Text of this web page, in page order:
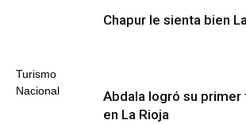
Turismo
Nacional
Chapur le sienta bien
Abdala logró su primer
en La Rioja